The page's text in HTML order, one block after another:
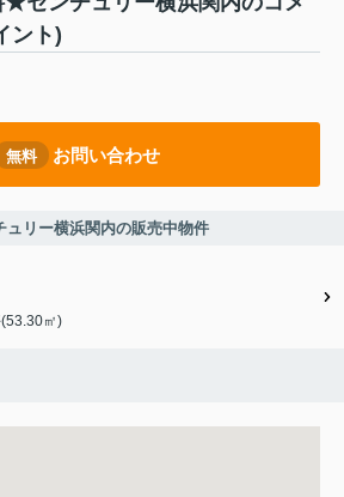
ント)
無料 お問い合わせ
リー横浜関内の販売中物件
㎡)